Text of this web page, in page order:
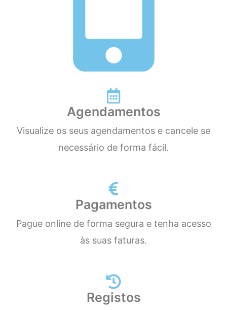
Agendamentos
Visualize os seus agendamentos e cancele se
necessário de forma fácil.
Pagamentos
Pague online de forma segura e tenha acesso
às suas faturas.
Registos